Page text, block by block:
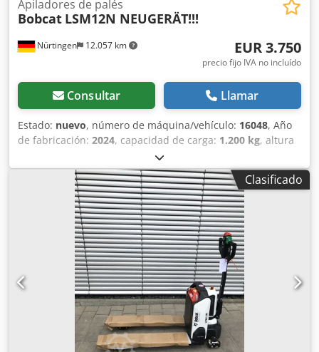
Nürtingen 12.057 km
Apiladores de palés
Bobcat LSM12N NEUGERÄT!!!
EUR 3.750
precio fijo IVA no incluído
Consultar Llamar
Estado: nuevo, número de máquina/vehículo: 16048, Año
de fabricación: 2024, capacidad de carga: 1.200 kg, altura
, centro de carga:
combustible:eléctrico, tipo de mástil:Simplex, altura de
construcción:2.080 mm, voltaje de la batería: 24 V,
longitud de la horquilla:1.150 mm, peso total:576 kg
5076939 Número de serie: OBWNL-002740 Especificaciones
de la batería: 24 V, 60 Ah Crjdpfsykc Rrex Alyef
Clasificado